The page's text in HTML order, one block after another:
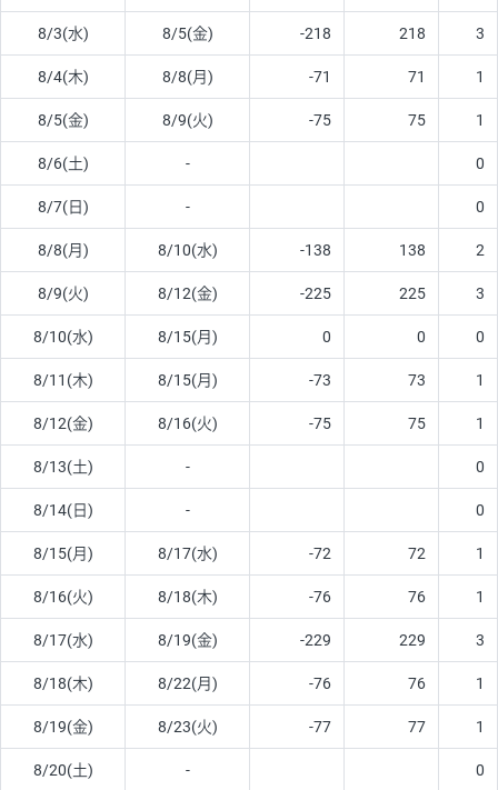
8/3(水) 8/5(金) -218 218 3
8/4(木) 8/8(月) -71 71 1
8/5(金) 8/9(火) -75 75 1
8/6(土) - 0
8/7(日) - 0
8/8(月) 8/10(水) -138 138 2
8/9(火) 8/12(金) -225 225 3
8/10(水) 8/15(月) 0 0 0
8/11(木) 8/15(月) -73 73 1
8/12(金) 8/16(火) -75 75 1
8/13(土) - 0
8/14(日) - 0
8/15(月) 8/17(水) -72 72 1
8/16(火) 8/18(木) -76 76 1
8/17(水) 8/19(金) -229 229 3
8/18(木) 8/22(月) -76 76 1
8/19(金) 8/23(火) -77 77 1
8/20(土) - 0